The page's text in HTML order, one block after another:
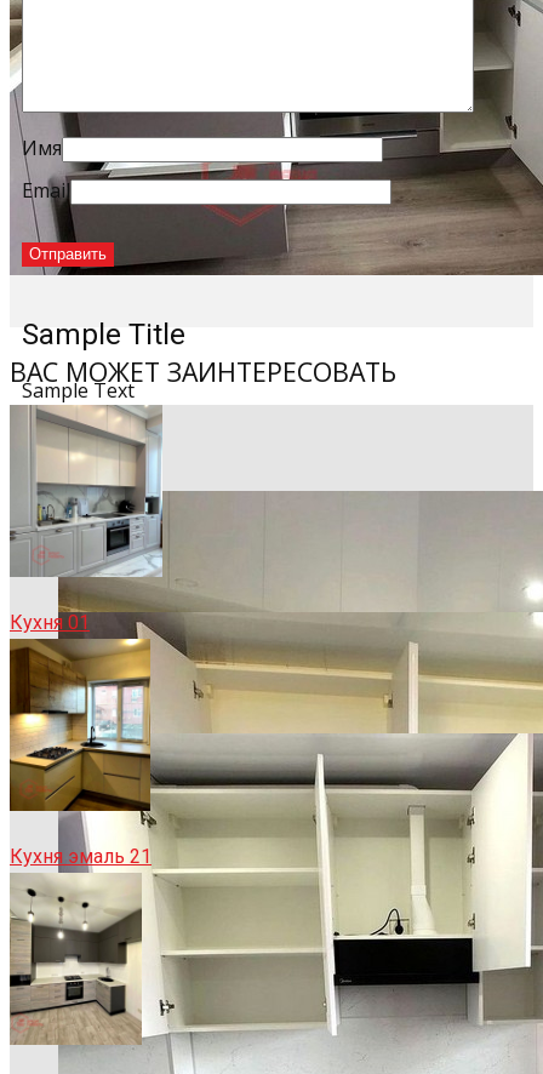
Sample Title
Sample Text
Имя
Email
ВАС МОЖЕТ ЗАИНТЕРЕСОВАТЬ
Кухня 01
Кухня эмаль 21